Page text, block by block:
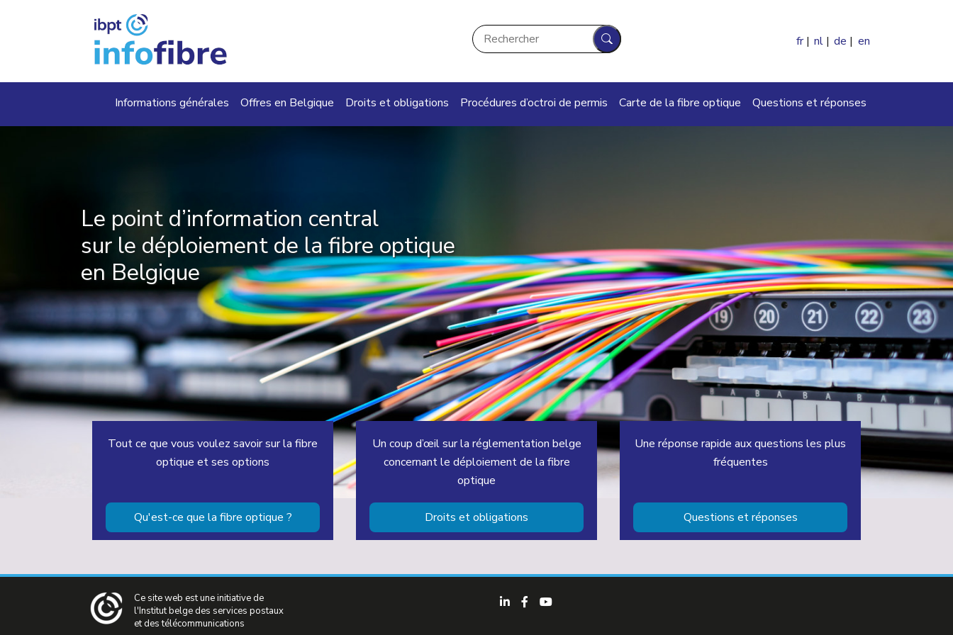
Rechercher
Rechercher
fr nl de en
Main navigation
Informations générales Offres en Belgique Droits et obligations Procédures d’octroi de permis Carte de la fibre optique Questions et réponses
Le point d’information central
sur le déploiement de la fibre optique
en Belgique
Tout ce que vous voulez savoir sur la fibre
optique et ses options
Qu'est-ce que la fibre optique ?
Un coup d’œil sur la réglementation belge
concernant le déploiement de la fibre
optique
Droits et obligations
Une réponse rapide aux questions les plus
fréquentes
Questions et réponses
Ce site web est une initiative de
l'Institut belge des services postaux
et des télécommunications